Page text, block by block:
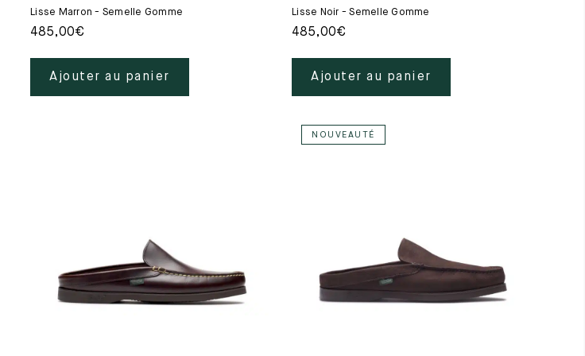
Lisse Marron - Semelle Gomme
485,00€
Ajouter au panier
Lisse Noir - Semelle Gomme
485,00€
Ajouter au panier
NOUVEAUTÉ